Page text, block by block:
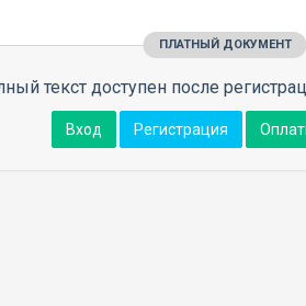
ПЛАТНЫЙ ДОКУМЕНТ
текст доступен после
Вход Регистрация